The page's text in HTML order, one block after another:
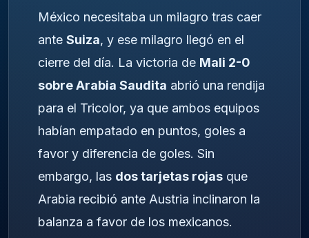
México necesitaba un milagro tras caer
ante Suiza, y ese milagro llegó en el
cierre del día. La victoria de Mali 2-0
sobre Arabia Saudita abrió una rendija
para el Tricolor, ya que ambos equipos
habían empatado en puntos, goles a
favor y diferencia de goles. Sin
embargo, las dos tarjetas rojas que
Arabia recibió ante Austria inclinaron la
balanza a favor de los mexicanos.